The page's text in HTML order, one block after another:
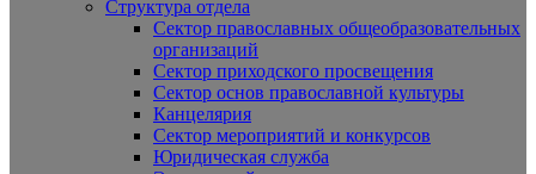
Структура отдела
Сектор православных общеобразовательных
организаций
Сектор приходского просвещения
Сектор основ православной культуры
Канцелярия
Сектор мероприятий и конкурсов
Юридическая служба